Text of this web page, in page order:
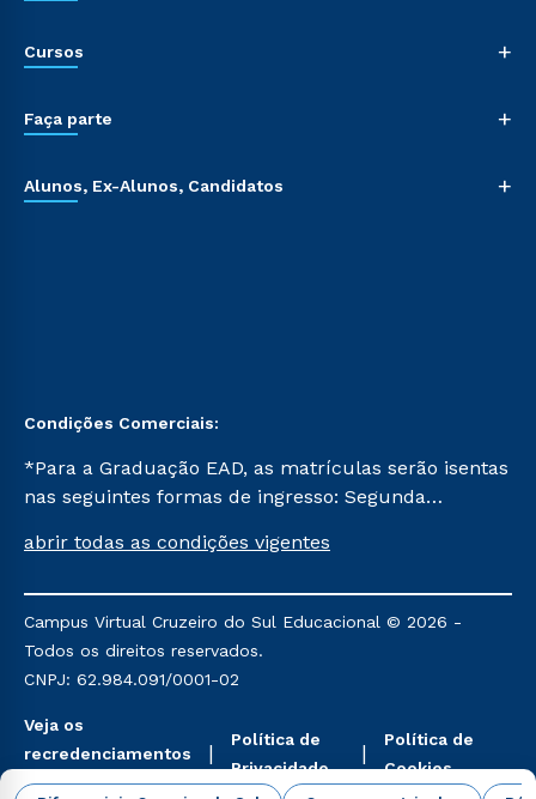
Cursos +
Faça parte +
Alunos, Ex-Alunos, Candidatos +
Condições Comerciais:
*Para a Graduação EAD, as matrículas serão isentas
nas seguintes formas de ingresso: Segunda
Já para as demais, a taxa de matrícula será de R$
mencionadas são referentes aos cursos: Ensino
Religioso, Geografia para a Docência e Metodologia
do Ensino de História: Questões Atuais.
abrir todas as condições vigentes
Campus Virtual Cruzeiro do Sul Educacional © 2026 -
Todos os direitos reservados.
CNPJ: 62.984.091/0001-02
Veja os
recredenciamentos
aqui
Política de
Privacidade
Política de
Cookies